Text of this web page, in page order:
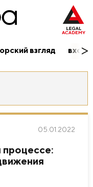
взгляд вход/
05.01.2022